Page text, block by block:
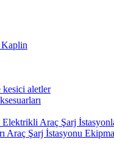
aletler
Elektrikli Araç Şarj
Araç Şarj İstasyonu